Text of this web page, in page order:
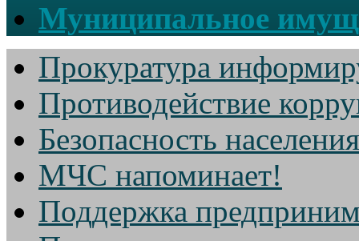
Муниципальное
Прокуратура
Противодействие
Безопасность населения
МЧС напоминает!
Поддержка